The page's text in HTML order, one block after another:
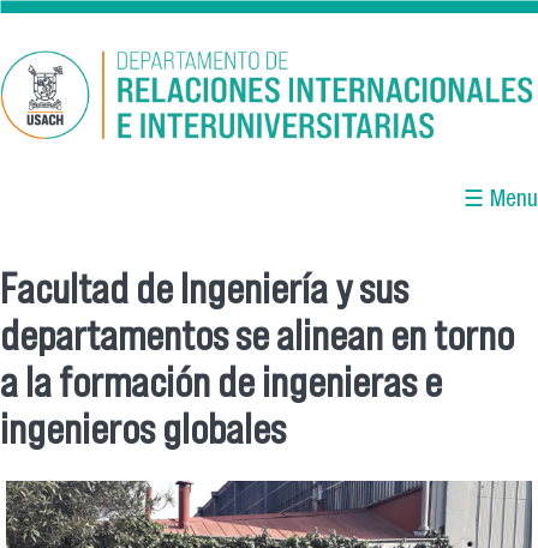
Pasar al contenido principal
☰ Menu
Se encuentra usted aquí
Facultad de Ingeniería y sus
departamentos se alinean en torno
a la formación de ingenieras e
ingenieros globales